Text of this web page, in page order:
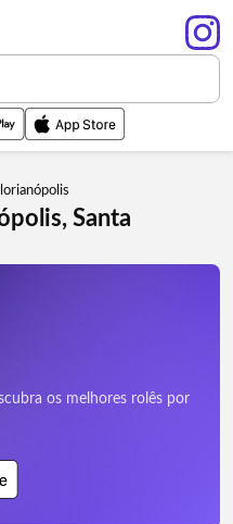
Santa
os melhores rolês por